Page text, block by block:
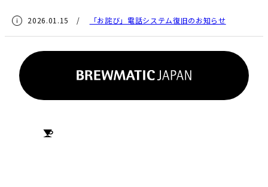
2026.01.15 / 「お詫び」電話システム復旧のお知らせ